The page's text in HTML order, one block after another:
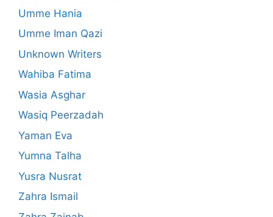
Umme Hania
Umme Iman Qazi
Unknown Writers
Wahiba Fatima
Wasia Asghar
Wasiq Peerzadah
Yaman Eva
Yumna Talha
Yusra Nusrat
Zahra Ismail